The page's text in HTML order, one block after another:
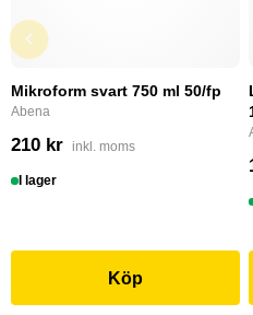
Mikroform svart 750 ml 50/fp
Abena
210 kr inkl. moms
I lager
Köp